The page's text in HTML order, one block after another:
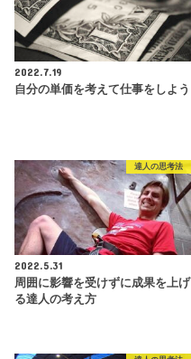
2022.7.19
自分の単価を考えて仕事をしよう
達人の思考法
2022.5.31
周囲に影響を受けずに成果を上げ
る達人の考え方